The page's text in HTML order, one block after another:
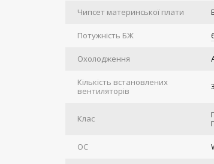
Чипсет материнської плати
Потужність БЖ
Охолодження
Кількість встановлених
вентиляторів
3
Клас
ОС